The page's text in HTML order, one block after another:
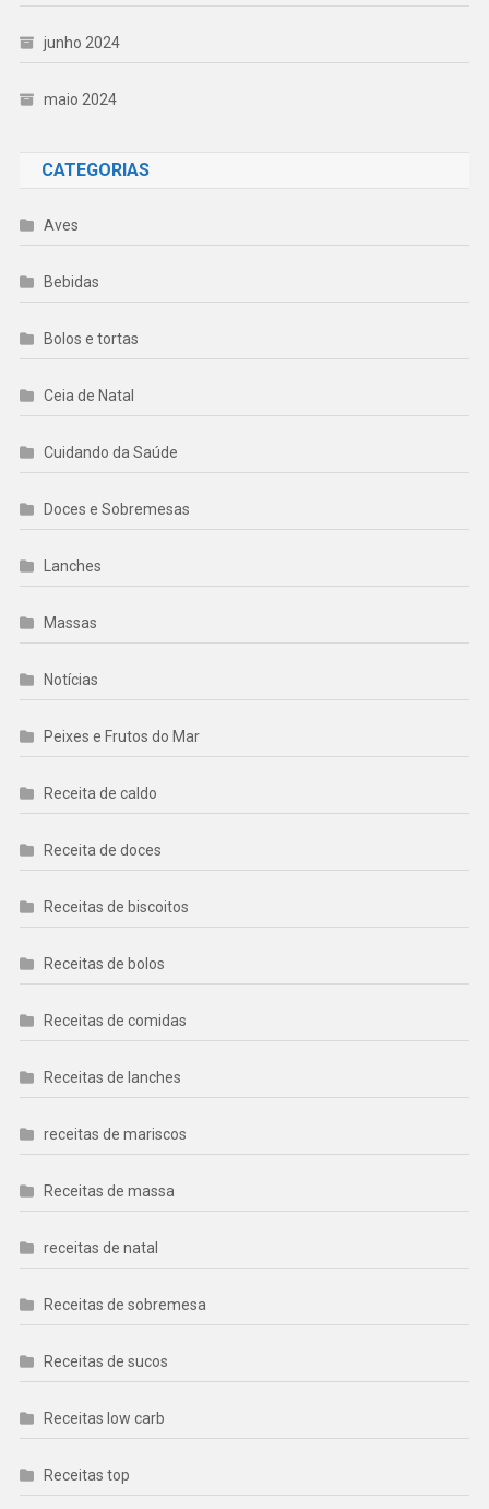
junho 2024
maio 2024
CATEGORIAS
Aves
Bebidas
Bolos e tortas
Ceia de Natal
Cuidando da Saúde
Doces e Sobremesas
Lanches
Massas
Notícias
Peixes e Frutos do Mar
Receita de caldo
Receita de doces
Receitas de biscoitos
Receitas de bolos
Receitas de comidas
Receitas de lanches
receitas de mariscos
Receitas de massa
receitas de natal
Receitas de sobremesa
Receitas de sucos
Receitas low carb
Receitas top